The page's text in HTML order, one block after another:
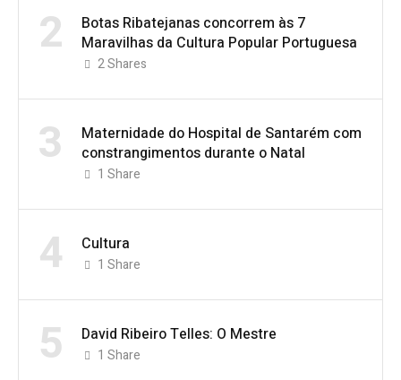
2
Botas Ribatejanas concorrem às 7
Maravilhas da Cultura Popular Portuguesa
2Shares
3
Maternidade do Hospital de Santarém com
constrangimentos durante o Natal
1 Share
4 Cultura
1 Share
5 David Ribeiro Telles: O Mestre
1 Share